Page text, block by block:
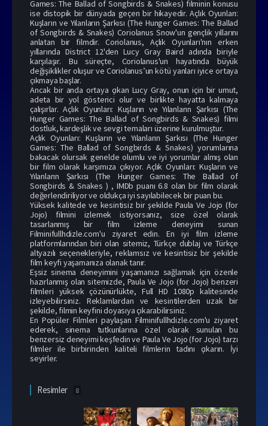
Games: The Ballad of Songbirds & Snakes) filminin konusu
ise distopik bir dünyada geçen bir hikayedir. Açlık Oyunları:
Kuşların ve Yılanların Şarkısı (The Hunger Games: The Ballad
of Songbirds & Snakes) Coriolanus Snow'un gençlik yıllarını
anlatan bir filmdir. Coriolanus, Açlık Oyunları'nın erken
yıllarında District 12'den Lucy Gray Baird adında biriyle
karşılaşır. Bu süreçte, Coriolanus'un hayatında büyük
değişiklikler oluşur ve Coriolanus’un kötü yanları iyice ortaya
çıkmaya başlar.
Ancak bir anda ortaya çıkan Lucy Gray, onun için bir umut,
adeta bir yol gösterici olur ve birlikte hayatta kalmaya
çalışırlar. Açlık Oyunları: Kuşların ve Yılanların Şarkısı (The
Hunger Games: The Ballad of Songbirds & Snakes) filmi
dostluk, kardeşlik ve sevgi temaları üzerine kurulmuştur.
Açlık Oyunları: Kuşların ve Yılanların Şarkısı (The Hunger
Games: The Ballad of Songbirds & Snakes) yorumlarına
bakacak olursak genelde olumlu ve iyi yorumlar almış olan
bir film olarak karşımıza çıkıyor. Açlık Oyunları: Kuşların ve
Yılanların Şarkısı (The Hunger Games: The Ballad of
Songbirds & Snakes ) , IMDb puanı 6.8 olan bir film olarak
değerlendiriliyor ve oldukça iyi sayılabilecek bir puan bu.
Yüksek kalitede ve kesintisiz bir şekilde Paula Ve Jojo (for
Jojo) filmini izlemek istiyorsanız, size özel olarak
tasarlanmış bir film izleme deneyimi sunan
Filminifullhdizle.com'u ziyaret edin. En iyi film izleme
platformlarından biri olan sitemiz, Türkçe dublaj ve Türkçe
altyazılı seçenekleriyle, reklamsız ve kesintisiz bir şekilde
film keyfi yaşamanıza olanak tanır.
Eşsiz sinema deneyimini yaşamanızı sağlamak için özenle
hazırlanmış olan sitemizde, Paula Ve Jojo (for Jojo) benzeri
filmleri yüksek çözünürlükte, Full HD 1080p kalitesinde
izleyebilirsiniz. Reklamlardan ve kesintilerden uzak bir
şekilde, filmin keyfini doyasıya çıkarabilirsiniz.
En Popüler Filmleri paylaşan Filminifullhdizle.com'u ziyaret
ederek, sinema tutkunlarına özel olarak sunulan bu
benzersiz deneyimi keşfedin ve Paula Ve Jojo (for Jojo) tarzı
filmler ile birbirinden kaliteli filmlerin tadını çıkarın. İyi
seyirler.
Resimler 8